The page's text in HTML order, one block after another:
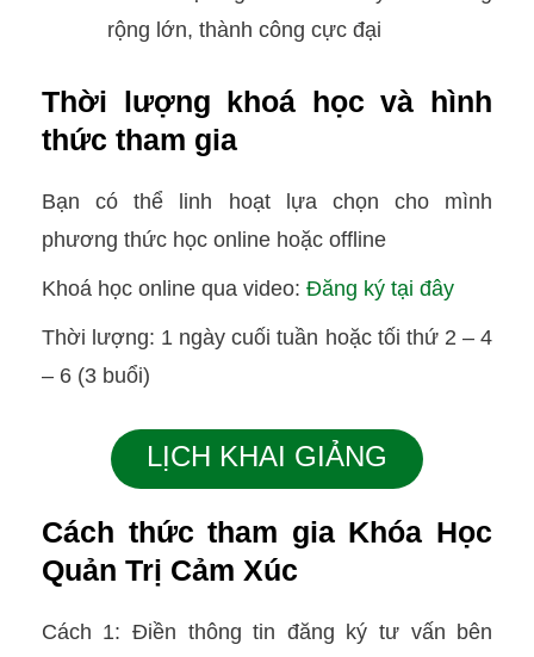
rộng lớn, thành công cực đại
Thời lượng khoá học và hình
thức tham gia
Bạn có thể linh hoạt lựa chọn cho mình
phương thức học online hoặc offline
Khoá học online qua video: Đăng ký tại đây
Thời lượng: 1 ngày cuối tuần hoặc tối thứ 2 – 4
– 6 (3 buổi)
LỊCH KHAI GIẢNG
Cách thức tham gia Khóa Học
Quản Trị Cảm Xúc
Cách 1: Điền thông tin đăng ký tư vấn bên